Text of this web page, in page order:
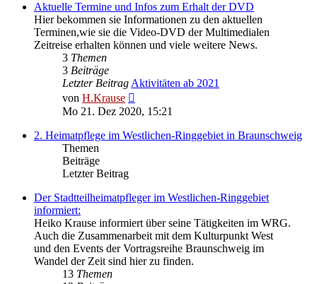
Aktuelle Termine und Infos zum Erhalt der DVD
Hier bekommen sie Informationen zu den aktuellen
Terminen,wie sie die Video-DVD der Multimedialen
Zeitreise erhalten können und viele weitere News.
3 Themen
3 Beiträge
Letzter BeitragAktivitäten ab 2021
von H.Krause
Beitrag
Mo 21. Dez 2020, 15:21
2. Heimatpflege im Westlichen-Ringgebiet in Braunschweig
Themen
Beiträge
Letzter Beitrag
Der Stadtteilheimatpfleger im Westlichen-Ringgebiet
informiert:
Heiko Krause informiert über seine Tätigkeiten im WRG.
Auch die Zusammenarbeit mit dem Kulturpunkt West
und den Events der Vortragsreihe Braunschweig im
Wandel der Zeit sind hier zu finden.
13 Themen